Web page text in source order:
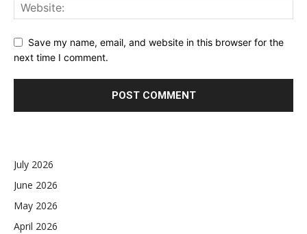
Save my name, email, and website in this browser for the
next time I comment.
July 2026
June 2026
May 2026
April 2026